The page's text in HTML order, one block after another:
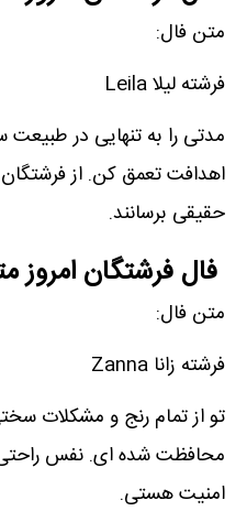
متن فال:
فرشته لیلا Leila
مدتی را به تنهایی در طبیعت
اهدافت تعمق کن. از
حقیقی برسانند.
فال فرشتگان امروز
متن فال:
فرشته زانا Zanna
تو از تمام رنج و مشکلات
محافظت شده ای. نفس
امنیت هستی.